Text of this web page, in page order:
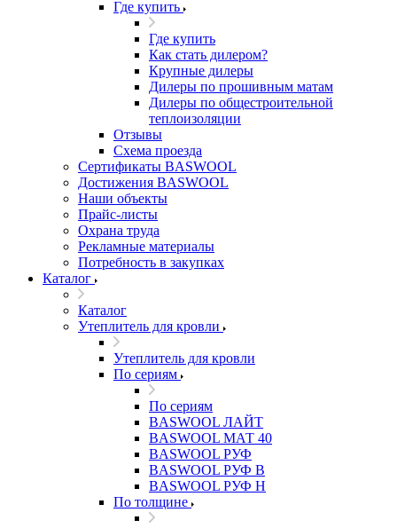
Где купить
Где купить
Как стать дилером?
Крупные дилеры
Дилеры по прошивным матам
Дилеры по общестроительной
теплоизоляции
Отзывы
Схема проезда
Сертификаты BASWOOL
Достижения BASWOOL
Наши объекты
Прайс-листы
Охрана труда
Рекламные материалы
Потребность в закупках
Каталог
Каталог
Утеплитель для кровли
Утеплитель для кровли
По сериям
По сериям
BASWOOL ЛАЙТ
BASWOOL МАТ 40
BASWOOL РУФ
BASWOOL РУФ В
BASWOOL РУФ Н
По толщине